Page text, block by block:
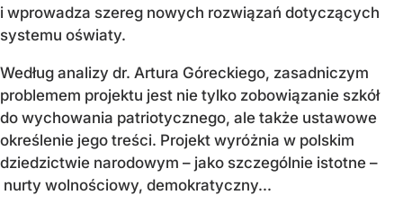
i wprowadza szereg nowych rozwiązań dotyczących
systemu oświaty.
Według analizy dr. Artura Góreckiego, zasadniczym
problemem projektu jest nie tylko zobowiązanie szkół
do wychowania patriotycznego, ale także ustawowe
określenie jego treści. Projekt wyróżnia w polskim
dziedzictwie narodowym – jako szczególnie istotne –
nurty wolnościowy, demokratyczny...